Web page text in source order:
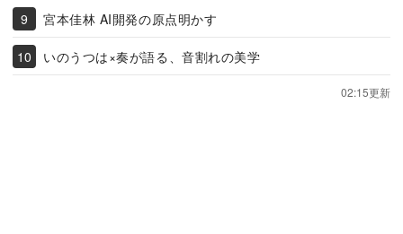
宮本佳林 AI開発の原点明かす
いのうつは×奏が語る、音割れの美学
02:15更新